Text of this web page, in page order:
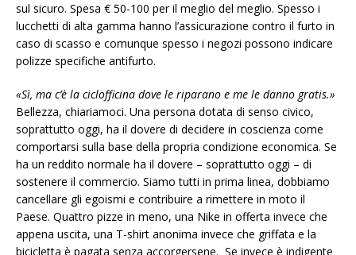
sul sicuro. Spesa € 50-100 per il meglio del meglio. Spesso i
lucchetti di alta gamma hanno l’assicurazione contro il furto in
caso di scasso e comunque spesso i negozi possono indicare
polizze specifiche antifurto.
«Sì, ma c’è la ciclofficina dove le riparano e me le danno gratis.»
Bellezza, chiariamoci. Una persona dotata di senso civico,
soprattutto oggi, ha il dovere di decidere in coscienza come
comportarsi sulla base della propria condizione economica. Se
ha un reddito normale ha il dovere – soprattutto oggi – di
sostenere il commercio. Siamo tutti in prima linea, dobbiamo
cancellare gli egoismi e contribuire a rimettere in moto il
Paese. Quattro pizze in meno, una Nike in offerta invece che
appena uscita, una T-shirt anonima invece che griffata e la
bicicletta è pagata senza accorgersene. Se invece è indigente